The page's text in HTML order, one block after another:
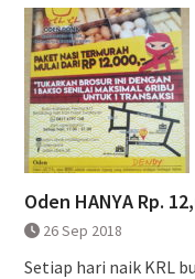
Oden HANYA Rp.
26 Sep 2018
Setiap hari naik KRL